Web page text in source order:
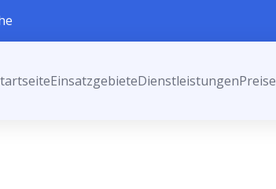
EinsatzgebieteDienstleistungenPreise